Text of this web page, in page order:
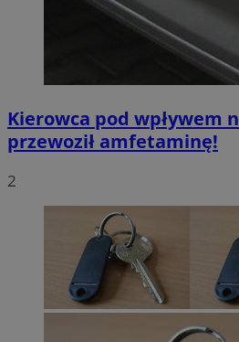
Kierowca pod wpływem
przewoził amfetaminę!
2